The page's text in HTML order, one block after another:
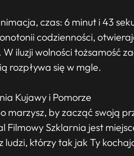
czas: 6 minut i 43
codzienności,
iluzji wolności tożsamość
rozpływa się w mgle.
Kujawy i Pomorze
marzysz, by zacząć swoją
Szklarnia jest
ludzi, którzy tak jak Ty